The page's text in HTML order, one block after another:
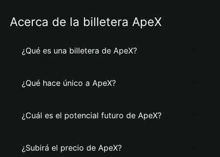
Acerca de la billetera ApeX
¿Qué es una billetera de ApeX?
¿Qué hace único a ApeX?
¿Cuál es el potencial futuro de ApeX?
¿Subirá el precio de ApeX?